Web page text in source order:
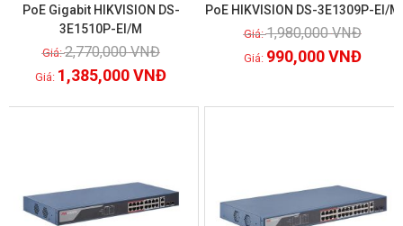
Xem chi tiết
PoE Gigabit HIKVISION DS-
3E1510P-EI/M
2,770,000VNĐ
1,385,000VNĐ
Xem chi tiết
PoE HIKVISION DS-3E1309P-EI/M
1,980,000VNĐ
990,000VNĐ